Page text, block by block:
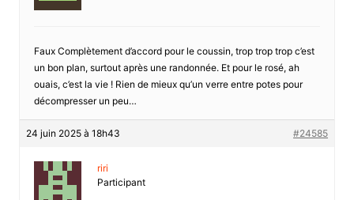
Faux Complètement d’accord pour le coussin, trop trop trop c’est
un bon plan, surtout après une randonnée. Et pour le rosé, ah
ouais, c’est la vie ! Rien de mieux qu’un verre entre potes pour
décompresser un peu…
24 juin 2025 à 18h43 #24585
riri
Participant